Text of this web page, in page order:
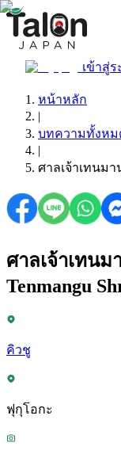
เข้าสู่ร
หน้าหลัก
|
บทความทั้งหม
|
ศาลเจ้าเทนมา
ศาลเจ้าเทน
Tenmangu
คิวชู
ฟุกุโอกะ